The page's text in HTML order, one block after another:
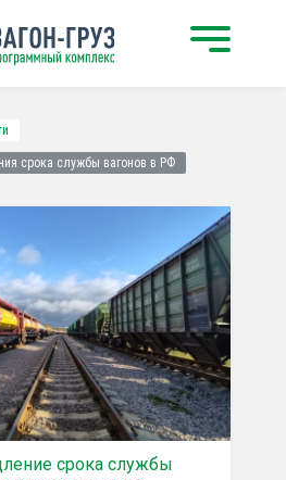
срока службы вагонов в РФ
срока службы